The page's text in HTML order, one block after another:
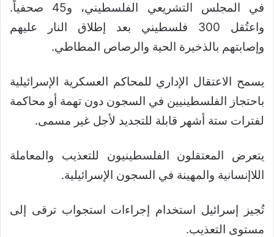
في المجلس التشريعي الفلسطيني، و45 صحفياً.
واعتُقل 300 فلسطيني بعد إطلاق النار عليهم
وإصابتهم بالذخيرة الحية والرصاص المطاطي.
يسمح الاعتقال الإداري للمحاكم العسكرية الإسرائيلية
باحتجاز الفلسطينيين في السجون دون تهمة أو محاكمة
لفترات ستة أشهر قابلة للتجديد لأجل غير مسمى.
يتعرض المعتقلون الفلسطينيون للتعذيب والمعاملة
اللاإنسانية والمهينة في السجون الإسرائيلية.
تُجيز إسرائيل استخدام إجراءات استجواب ترقى إلى
مستوى التعذيب.